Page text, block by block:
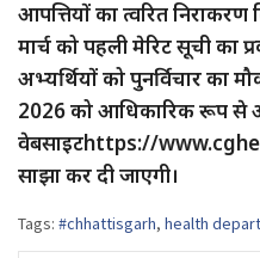
आपत्तियों का त्वरित
मार्च को पहली मेरिट सूची का
अभ्यर्थियों को पुनर्विचार का
2026 को आधिकारिक रूप से
वेबसाइटhttps://
साझा कर दी जाएगी।
Tags: #chhattisgarh, health